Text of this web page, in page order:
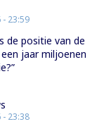
- 23:59
de positie van de
jaar miljoenen
- 23:38